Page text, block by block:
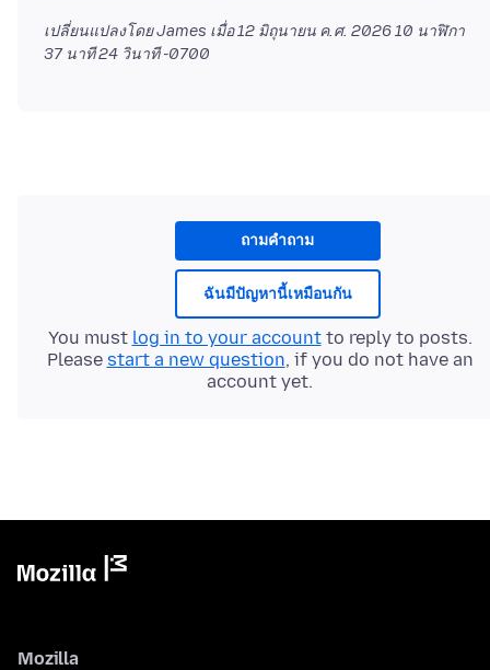
เปลี่ยนแปลงโดย James เมื่อ12 มิถุนายน ค.ศ. 2026 10 นาฬิกา
37 นาที 24 วินาที -0700
ถามคำถาม
ฉันมีปัญหานี้เหมือนกัน
You must log in to your accountto reply to posts.
Please start a new question, if you do not have an
account yet.
Mozilla